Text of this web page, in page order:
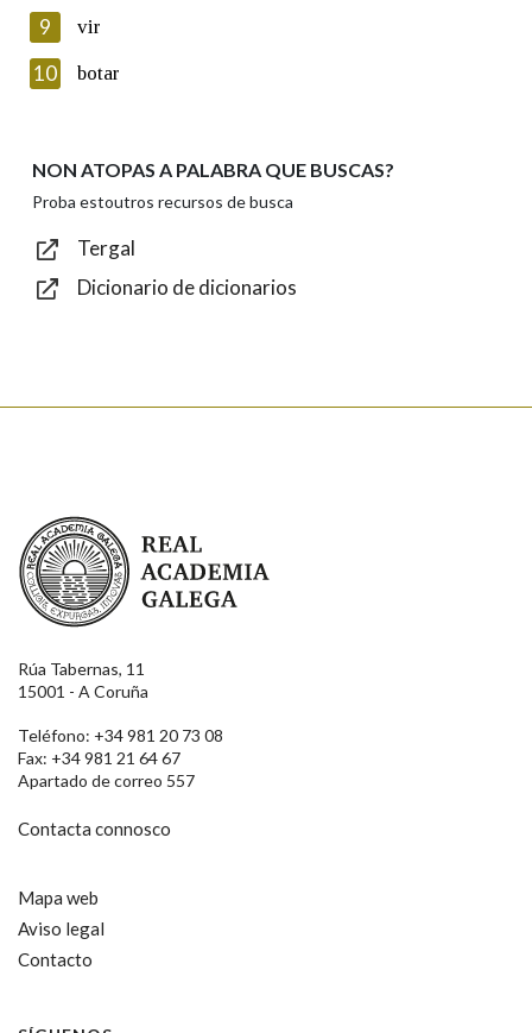
Introduce o código que aparece na imaxe:
Texto de verificación
9 vir
10 botar
NON ATOPAS A PALABRA QUE BUSCAS?
Proba estoutros recursos de busca
Tergal
Dicionario de dicionarios
Real Academia Galega
Rúa Tabernas, 11
15001 - A Coruña
Teléfono: +34 981 20 73 08
Fax: +34 981 21 64 67
Apartado de correo 557
Contacta connosco
Mapa web
Aviso legal
Contacto